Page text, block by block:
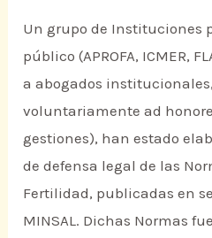
Un grupo de Instituciones
público (APROFA, ICMER,
a abogados
voluntariamente ad
gestiones), han estado
de defensa legal de las
Fertilidad, publicadas en
MINSAL. Dichas Normas